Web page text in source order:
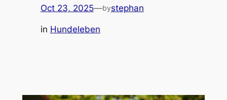
Oct 23, 2025—bystephan
in Hundeleben